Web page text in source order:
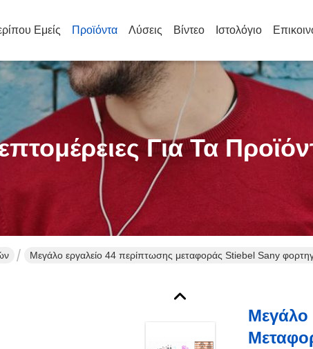
Εμείς Προϊόντα Λύσεις Βίντεο Ιστολόγιο
Για Τα
Μεγάλο εργαλείο 44 περίπτωσης μεταφοράς Stiebel Sany
Μεγάλο